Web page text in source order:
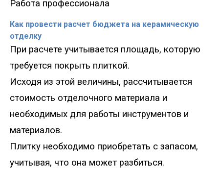
Работа профессионала
Как провести расчет бюджета на керамическую
отделку
При расчете учитывается площадь, которую
требуется покрыть плиткой.
Исходя из этой величины, рассчитывается
стоимость отделочного материала и
необходимых для работы инструментов и
материалов.
Плитку необходимо приобретать с запасом,
учитывая, что она может разбиться.